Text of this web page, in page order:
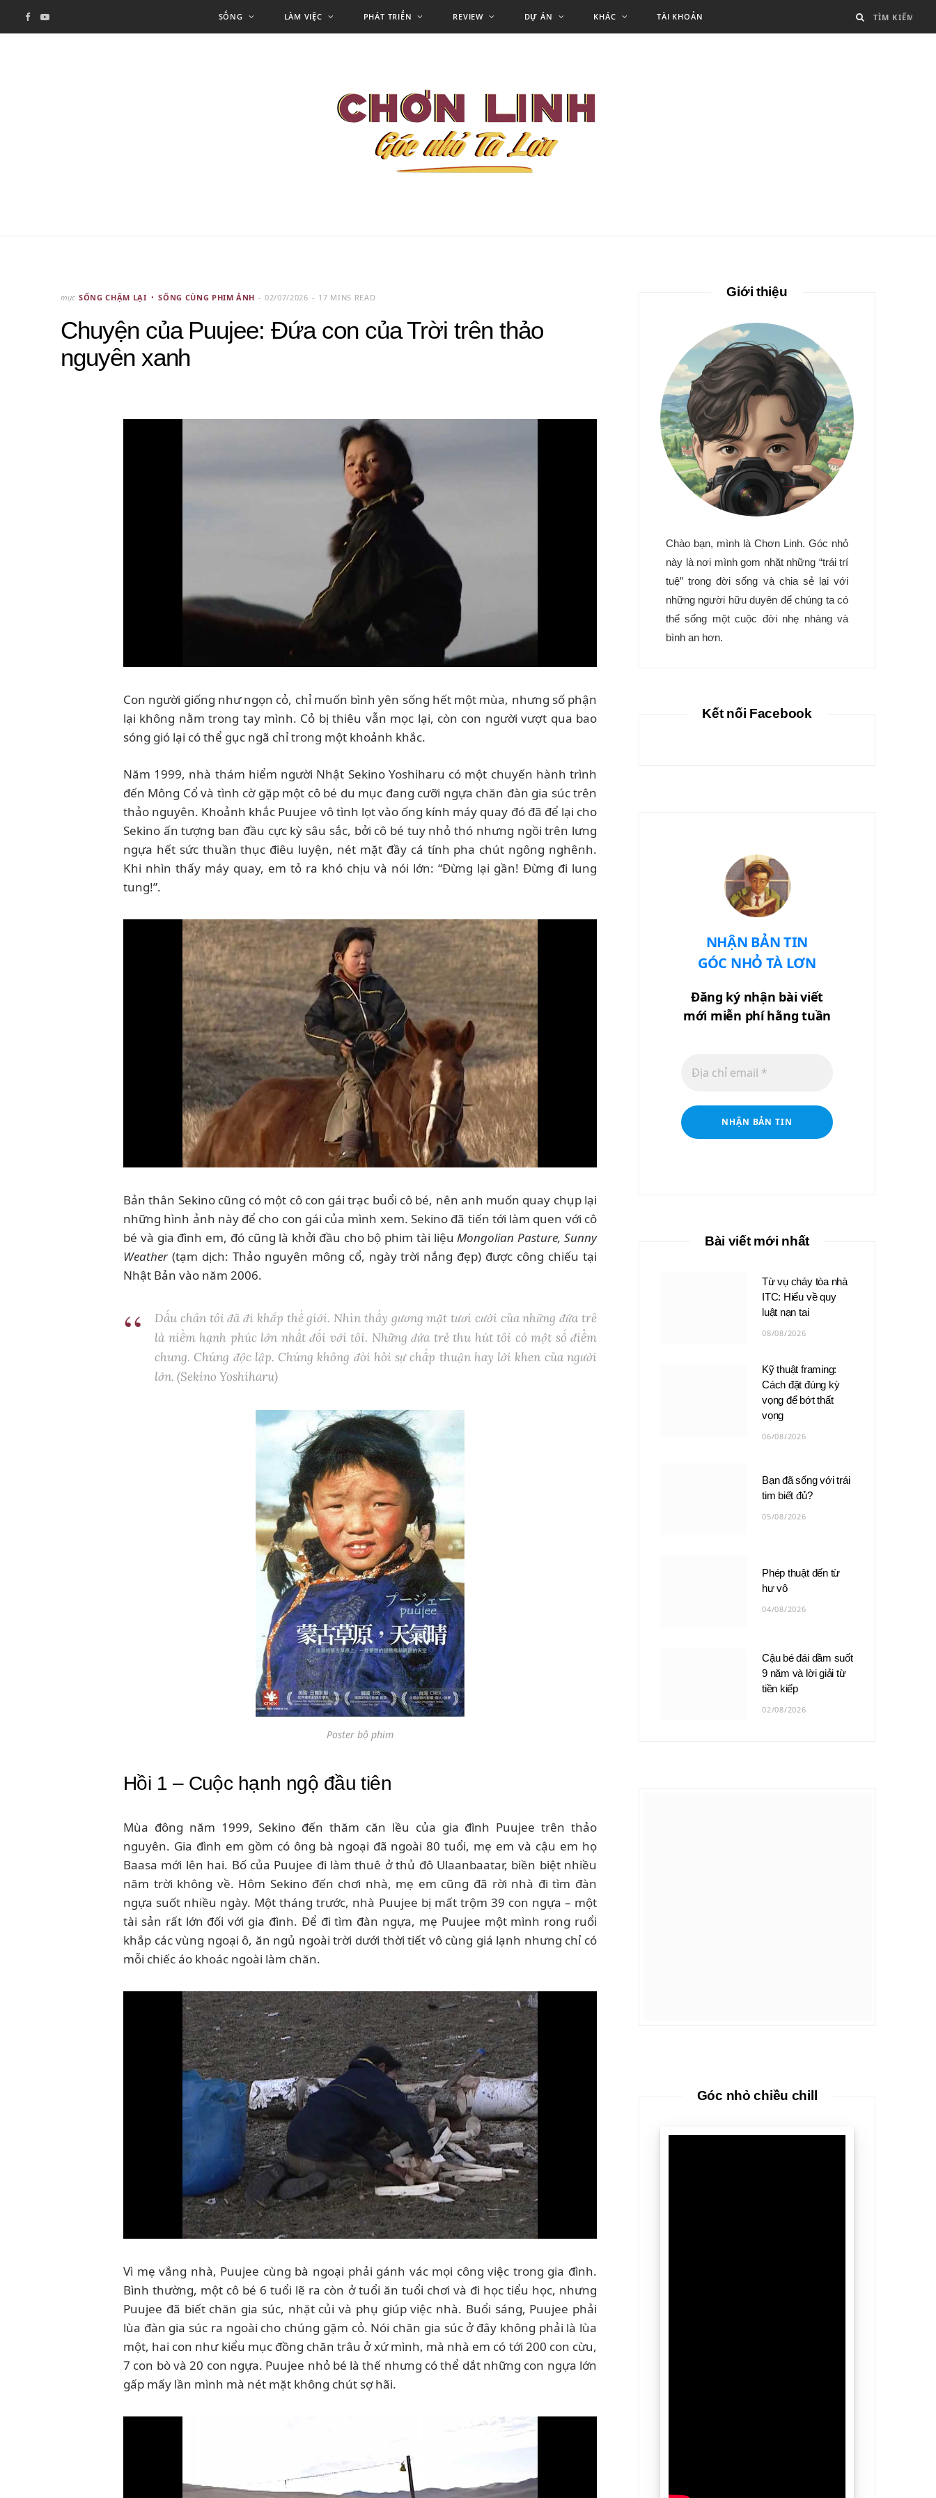
F Y SỐNG LÀM VIỆC PHÁT TRIỂN REVIEW DỰ ÁN KHÁC TÀI KHOẢN
mục SỐNG CHẬM LẠI SỐNG CÙNG PHIM ẢNH 02/07/2026 17 MINS READ
Chuyện của Puujee: Đứa con của Trời trên thảo
nguyên xanh
Con người giống như ngọn cỏ, chỉ muốn bình yên sống hết một mùa, nhưng số phận
lại không nằm trong tay mình. Cỏ bị thiêu vẫn mọc lại, còn con người vượt qua bao
sóng gió lại có thể gục ngã chỉ trong một khoảnh khắc.
Năm 1999, nhà thám hiểm người Nhật Sekino Yoshiharu có một chuyến hành trình
đến Mông Cổ và tình cờ gặp một cô bé du mục đang cưỡi ngựa chăn đàn gia súc trên
thảo nguyên. Khoảnh khắc Puujee vô tình lọt vào ống kính máy quay đó đã để lại cho
Sekino ấn tượng ban đầu cực kỳ sâu sắc, bởi cô bé tuy nhỏ thó nhưng ngồi trên lưng
ngựa hết sức thuần thục điêu luyện, nét mặt đầy cá tính pha chút ngông nghênh.
Khi nhìn thấy máy quay, em tỏ ra khó chịu và nói lớn: “Đừng lại gần! Đừng đi lung
tung!”.
Bản thân Sekino cũng có một cô con gái trạc buổi cô bé, nên anh muốn quay chụp lại
những hình ảnh này để cho con gái của mình xem. Sekino đã tiến tới làm quen với cô
bé và gia đình em, đó cũng là khởi đầu cho bộ phim tài liệuMongolian Pasture, Sunny
Weather(tạm dịch: Thảo nguyên mông cổ, ngày trời nắng đẹp) được công chiếu tại
Nhật Bản vào năm 2006.
Dấu chân tôi đã đi khắp thế giới. Nhìn thấy gương mặt tươi cười của những đứa trẻ
là niềm hạnh phúc lớn nhất đối với tôi. Những đứa trẻ thu hút tôi có một số điểm
chung. Chúng độc lập. Chúng không đòi hỏi sự chấp thuận hay lời khen của người
lớn. (Sekino Yoshiharu)
Poster bộ phim
Hồi 1 – Cuộc hạnh ngộ đầu tiên
Mùa đông năm 1999, Sekino đến thăm căn lều của gia đình Puujee trên thảo
nguyên. Gia đình em gồm có ông bà ngoại đã ngoài 80 tuổi, mẹ em và cậu em họ
Baasa mới lên hai. Bố của Puujee đi làm thuê ở thủ đô Ulaanbaatar, biền biệt nhiều
năm trời không về. Hôm Sekino đến chơi nhà, mẹ em cũng đã rời nhà đi tìm đàn
ngựa suốt nhiều ngày. Một tháng trước, nhà Puujee bị mất trộm 39 con ngựa – một
tài sản rất lớn đối với gia đình. Để đi tìm đàn ngựa, mẹ Puujee một mình rong ruổi
khắp các vùng ngoại ô, ăn ngủ ngoài trời dưới thời tiết vô cùng giá lạnh nhưng chỉ có
mỗi chiếc áo khoác ngoài làm chăn.
Vì mẹ vắng nhà, Puujee cùng bà ngoại phải gánh vác mọi công việc trong gia đình.
Bình thường, một cô bé 6 tuổi lẽ ra còn ở tuổi ăn tuổi chơi và đi học tiểu học, nhưng
Puujee đã biết chăn gia súc, nhặt củi và phụ giúp việc nhà. Buổi sáng, Puujee phải
lùa đàn gia súc ra ngoài cho chúng gặm cỏ. Nói chăn gia súc ở đây không phải là lùa
một, hai con như kiểu mục đồng chăn trâu ở xứ mình, mà nhà em có tới 200 con cừu,
7 con bò và 20 con ngựa. Puujee nhỏ bé là thế nhưng có thể dắt những con ngựa lớn
gấp mấy lần mình mà nét mặt không chút sợ hãi.
Giới thiệu
Chào bạn, mình là Chơn Linh. Góc nhỏ
này là nơi mình gom nhặt những “trái trí
tuệ” trong đời sống và chia sẻ lại với
những người hữu duyên để chúng ta có
thể sống một cuộc đời nhẹ nhàng và
bình an hơn.
Kết nối Facebook
NHẬN BẢN TIN
GÓC NHỎ TÀ LƠN
Đăng ký nhận bài viết
mới miễn phí hằng tuần
Bài viết mới nhất
Từ vụ cháy tòa nhà
ITC: Hiểu về quy
luật nạn tai
08/08/2026
Kỹ thuật framing:
Cách đặt đúng kỳ
vọng để bớt thất
vọng
06/08/2026
Bạn đã sống với trái
tim biết đủ?
05/08/2026
Phép thuật đến từ
hư vô
04/08/2026
Cậu bé đái dầm suốt
9 năm và lời giải từ
tiền kiếp
02/08/2026
Góc nhỏ chiều chill